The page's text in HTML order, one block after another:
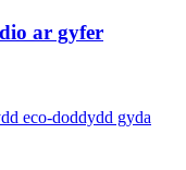
ar gyfer